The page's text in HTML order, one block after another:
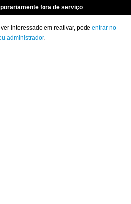
fora de serviço
interessado em reativar, pode entrar no
administrador.